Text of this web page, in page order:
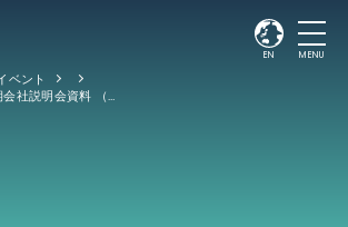
EN MENU
ベント
2011年1月期 第2四半期会社説明会資料 （事業説明資料）